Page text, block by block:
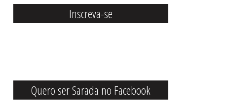
Inscreva-se
Quero ser Sarada no Facebook